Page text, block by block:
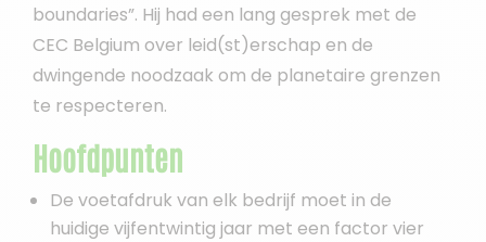
boundaries”. Hij had een lang gesprek met de
CEC Belgium over leid(st)erschap en de
dwingende noodzaak om de planetaire grenzen
te respecteren.
Hoofdpunten
De voetafdruk van elk bedrijf moet in de
huidige vijfentwintig jaar met een factor vier